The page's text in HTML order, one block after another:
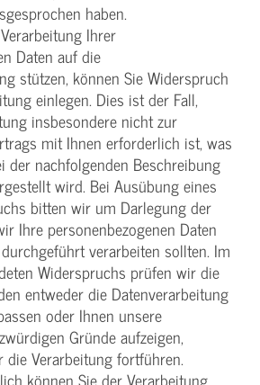
haben.
Ihrer
Daten auf die
stützen, können Sie Widerspruch
einlegen. Dies ist der Fall,
insbesondere nicht zur
mit Ihnen erforderlich ist, was
der nachfolgenden Beschreibung
wird. Bei Ausübung eines
bitten wir um Darlegung der
Ihre personenbezogenen Daten
verarbeiten sollten. Im
Widerspruchs prüfen wir die
entweder die Datenverarbeitung
oder Ihnen unsere
Gründe aufzeigen,
Verarbeitung fortführen.